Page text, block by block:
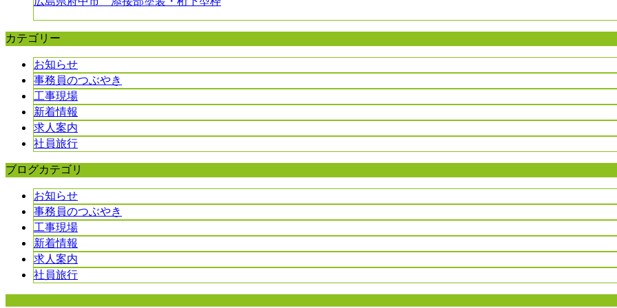
カテゴリー
お知らせ
事務員のつぶやき
工事現場
新着情報
求人案内
社員旅行
ブログカテゴリ
お知らせ
事務員のつぶやき
工事現場
新着情報
求人案内
社員旅行